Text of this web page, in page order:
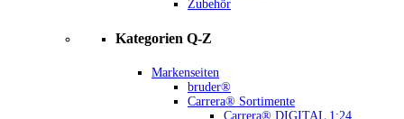
Zubehör
Kategorien Q-Z
Markenseiten
bruder®
Carrera® Sortimente
Carrera® DIGITAL 1:24